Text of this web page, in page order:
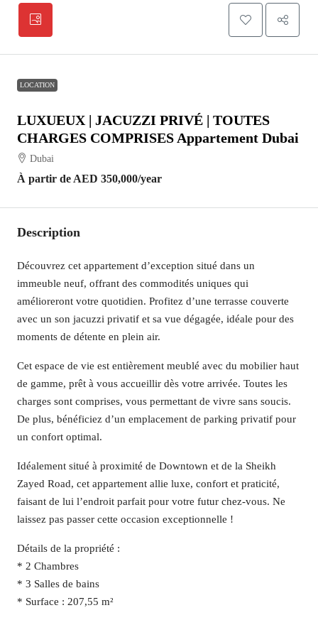
LOCATION
LUXUEUX | JACUZZI PRIVÉ | TOUTES
CHARGES COMPRISES Appartement Dubai
Dubai
À partir de AED 350,000/year
Description
Découvrez cet appartement d’exception situé dans un
immeuble neuf, offrant des commodités uniques qui
amélioreront votre quotidien. Profitez d’une terrasse couverte
avec un son jacuzzi privatif et sa vue dégagée, idéale pour des
moments de détente en plein air.
Cet espace de vie est entièrement meublé avec du mobilier haut
de gamme, prêt à vous accueillir dès votre arrivée. Toutes les
charges sont comprises, vous permettant de vivre sans soucis.
De plus, bénéficiez d’un emplacement de parking privatif pour
un confort optimal.
Idéalement situé à proximité de Downtown et de la Sheikh
Zayed Road, cet appartement allie luxe, confort et praticité,
faisant de lui l’endroit parfait pour votre futur chez-vous. Ne
laissez pas passer cette occasion exceptionnelle !
Détails de la propriété :
* 2 Chambres
* 3 Salles de bains
* Surface : 207,55 m²